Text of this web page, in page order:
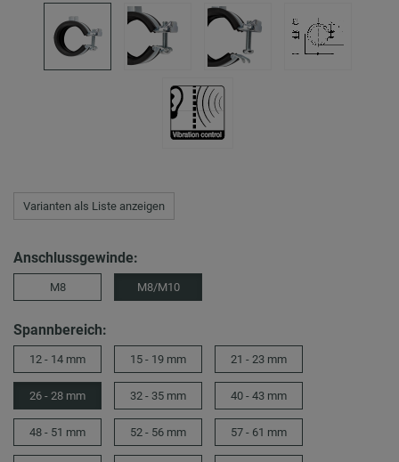
Varianten als Liste anzeigen
Anschlussgewinde:
M8 M8/M10
Spannbereich:
12 - 14 mm 15 - 19 mm 21 - 23 mm
26 - 28 mm 32 - 35 mm 40 - 43 mm
48 - 51 mm 52 - 56 mm 57 - 61 mm